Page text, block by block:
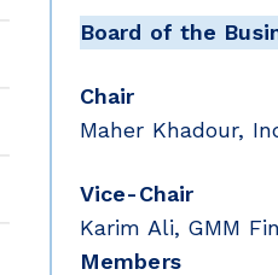
Board of the
Chair
Maher Khadour,
Vice-Chair
Karim Ali, GMM
Members